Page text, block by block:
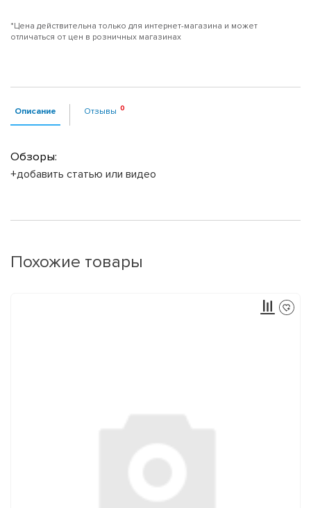
*Цена действительна только для интернет-магазина и может
отличаться от цен в розничных магазинах
Описание Отзывы
Обзоры:
+добавить статью или видео
Похожие товары